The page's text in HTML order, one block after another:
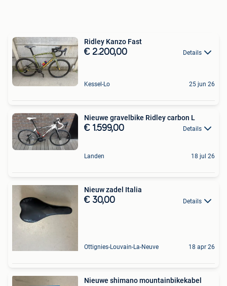
Ridley Kanzo Fast
€ 2.200,00 Details
Kessel-Lo 25 jun 26
Nieuwe gravelbike Ridley carbon L
€ 1.599,00 Details
Landen 18 jul 26
Nieuw zadel Italia
€ 30,00 Details
Ottignies-Louvain-La-Neuve 18 apr 26
Nieuwe shimano mountainbikekabel